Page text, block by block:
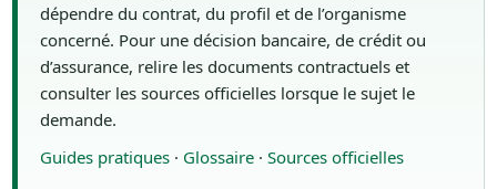
dépendre du contrat, du profil et de l’organisme
concerné. Pour une décision bancaire, de crédit ou
d’assurance, relire les documents contractuels et
consulter les sources officielles lorsque le sujet le
demande.
Guides pratiques· Glossaire· Sources officielles